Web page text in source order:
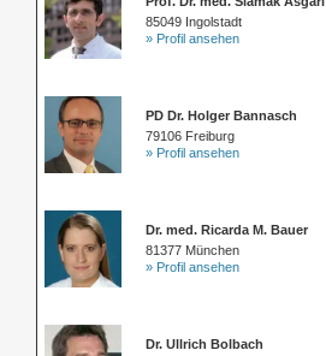
85049 Ingolstadt
» Profil ansehen
PD Dr. Holger Bannasch
79106 Freiburg
» Profil ansehen
Dr. med. Ricarda M. Bauer
81377 München
» Profil ansehen
Dr. Ullrich Bolbach